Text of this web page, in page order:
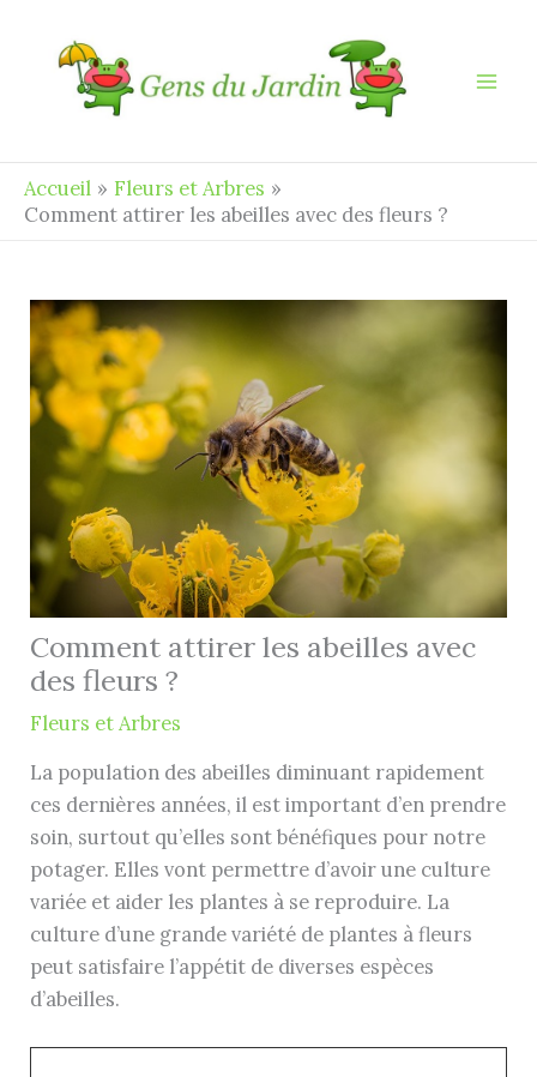
Accueil
Fleurs et Arbres
Comment attirer les abeilles avec des fleurs ?
Comment attirer les abeilles avec
des fleurs ?
Fleurs et Arbres
La population des abeilles diminuant rapidement
ces dernières années, il est important d’en prendre
soin, surtout qu’elles sont bénéfiques pour notre
potager. Elles vont permettre d’avoir une culture
variée et aider les plantes à se reproduire. La
culture d’une grande variété de plantes à fleurs
peut satisfaire l’appétit de diverses espèces
d’abeilles.